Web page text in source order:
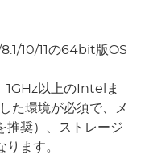
10/11の64bit版OS
1GHz以上のIntelま
た環境が必須で、メ
推奨）、ストレージ
ます。